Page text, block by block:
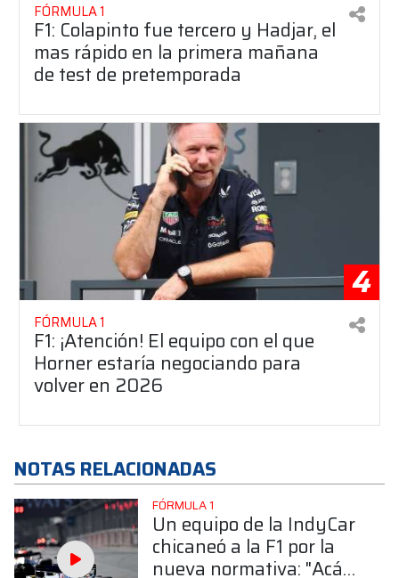
FÓRMULA 1
F1: Colapinto fue tercero y Hadjar, el
mas rápido en la primera mañana
de test de pretemporada
4
FÓRMULA 1
F1: ¡Atención! El equipo con el que
Horner estaría negociando para
volver en 2026
NOTAS RELACIONADAS
FÓRMULA 1
Un equipo de la IndyCar
chicaneó a la F1 por la
nueva normativa: "Acá